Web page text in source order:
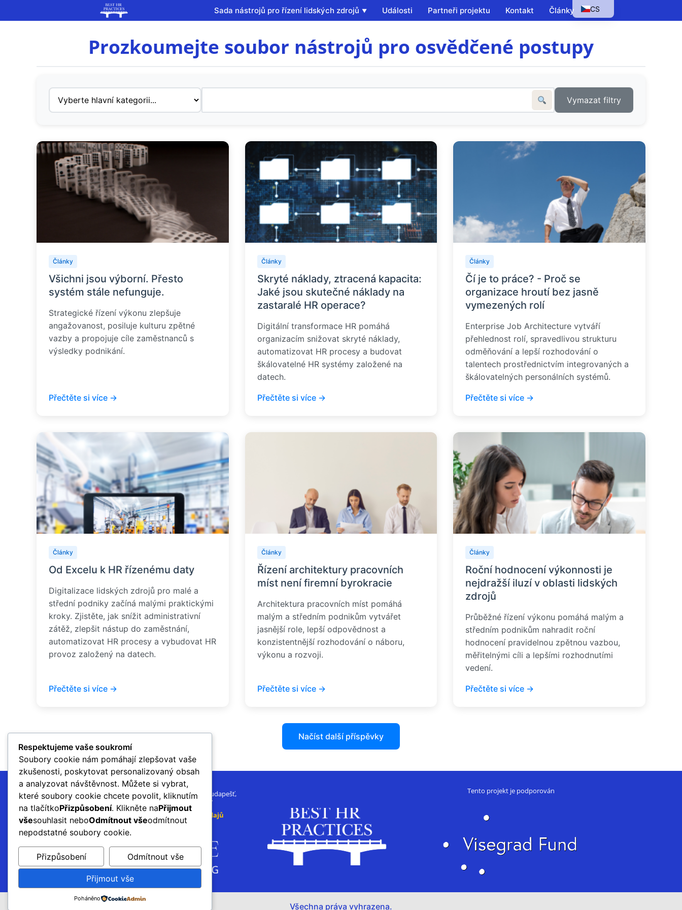
Sada nástrojů pro řízení lidských zdrojů Události Partneři projektu Kontakt Články
Prozkoumejte soubor nástrojů pro osvědčené postupy
Vymazat filtry
Články
Všichni jsou výborní. Přesto
systém stále nefunguje.
Strategické řízení výkonu zlepšuje
angažovanost, posiluje kulturu zpětné
vazby a propojuje cíle zaměstnanců s
výsledky podnikání.
Přečtěte si více →
Články
Skryté náklady, ztracená kapacita:
Jaké jsou skutečné náklady na
zastaralé HR operace?
Digitální transformace HR pomáhá
organizacím snižovat skryté náklady,
automatizovat HR procesy a budovat
škálovatelné HR systémy založené na
datech.
Přečtěte si více →
Články
Čí je to práce? - Proč se
organizace hroutí bez jasně
vymezených rolí
Enterprise Job Architecture vytváří
přehlednost rolí, spravedlivou strukturu
odměňování a lepší rozhodování o
talentech prostřednictvím integrovaných a
škálovatelných personálních systémů.
Přečtěte si více →
Články
Od Excelu k HR řízenému daty
Digitalizace lidských zdrojů pro malé a
střední podniky začíná malými praktickými
kroky. Zjistěte, jak snížit administrativní
zátěž, zlepšit nástup do zaměstnání,
automatizovat HR procesy a vybudovat HR
provoz založený na datech.
Přečtěte si více →
Články
Řízení architektury pracovních
míst není firemní byrokracie
Architektura pracovních míst pomáhá
malým a středním podnikům vytvářet
jasnější role, lepší odpovědnost a
konzistentnější rozhodování o náboru,
výkonu a rozvoji.
Přečtěte si více →
Články
Roční hodnocení výkonnosti je
nejdražší iluzí v oblasti lidských
zdrojů
Průběžné řízení výkonu pomáhá malým a
středním podnikům nahradit roční
hodnocení pravidelnou zpětnou vazbou,
měřitelnými cíli a lepšími rozhodnutími
vedení.
Přečtěte si více →
Načíst další příspěvky
Knowhouse Consulting Kft. 1141 Budapešť,
evropské DIČ: HU32350847
Zásady ochrany osobních údajů
Podmínky a ujednání
Tento projekt je podporován
Všechna práva vyhrazena.
Respektujeme vaše soukromí
Soubory cookie nám pomáhají zlepšovat vaše
zkušenosti, poskytovat personalizovaný obsah
a analyzovat návštěvnost. Můžete si vybrat,
které soubory cookie chcete povolit, kliknutím
na tlačítkoPřizpůsobení. Klikněte naPřijmout
všesouhlasit neboOdmítnout všeodmítnout
nepodstatné soubory cookie.
Přizpůsobení Odmítnout vše
Přijmout vše
Poháněno
CS
HU